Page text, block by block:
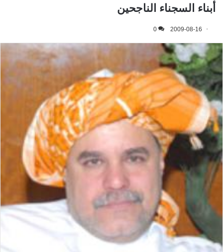
أبناء السجناء الناجحين‎
2009-08-16
0